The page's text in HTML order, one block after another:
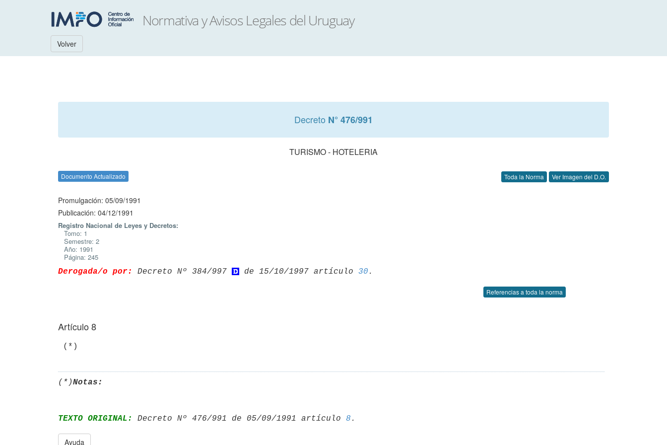
Volver
Decreto N° 476/991
TURISMO - HOTELERIA
Documento Actualizado Toda la Norma Ver Imagen del D.O.
Promulgación: 05/09/1991
Publicación: 04/12/1991
Registro Nacional de Leyes y Decretos:
Tomo: 1
Semestre: 2
Año: 1991
Página: 245
Derogada/o por: Decreto Nº 384/997 de 15/10/1997 artículo 30
Referencias a toda la norma
Artículo 8
(*)Notas:
TEXTO ORIGINAL: Decreto Nº 476/991 de 05/09/1991 artículo 8
Ayuda